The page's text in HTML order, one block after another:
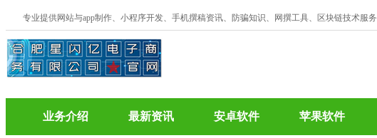
专业提供网站与app制作、小程序开发、手机撰稿资讯、防骗知识、网撰工具、区块链技术服务
业务介绍 最新资讯 安卓软件 苹果软件